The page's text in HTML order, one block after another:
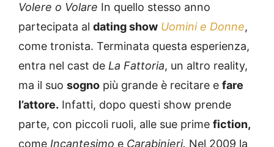
Volere o Volare In quello stesso anno
partecipata al dating show Uomini e Donne,
come tronista. Terminata questa esperienza,
entra nel cast de La Fattoria, un altro reality,
ma il suo sogno più grande è recitare e fare
l’attore. Infatti, dopo questi show prende
parte, con piccoli ruoli, alle sue prime fiction,
come Incantesimo e Carabinieri. Nel 2009 la